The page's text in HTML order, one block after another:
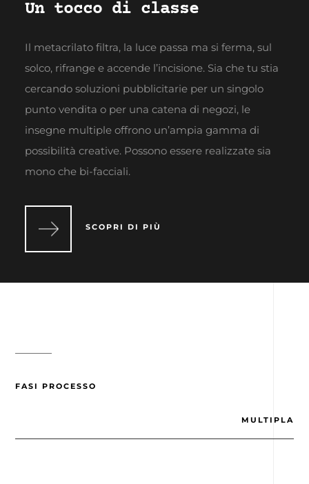
Un tocco di classe
Il metacrilato filtra, la luce passa ma si ferma, sul
solco, rifrange e accende l’incisione. Sia che tu stia
cercando soluzioni pubblicitarie per un singolo
punto vendita o per una catena di negozi, le
insegne multiple offrono un’ampia gamma di
possibilità creative. Possono essere realizzate sia
mono che bi-facciali.
SCOPRI DI PIÙ
FASI PROCESSO
MULTIPLA